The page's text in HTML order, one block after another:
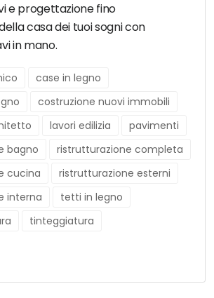
e progettazione fino
casa dei tuoi sogni con
in mano.
case in legno
costruzione nuovi immobili
lavori edilizia
pavimenti
bagno
ristrutturazione completa
cucina
ristrutturazione esterni
interna
tetti in legno
tinteggiatura